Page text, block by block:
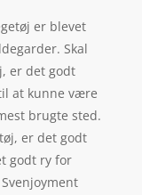
er blevet
Skal
er det godt
at kunne være
brugte sted.
er det godt
godt ry for